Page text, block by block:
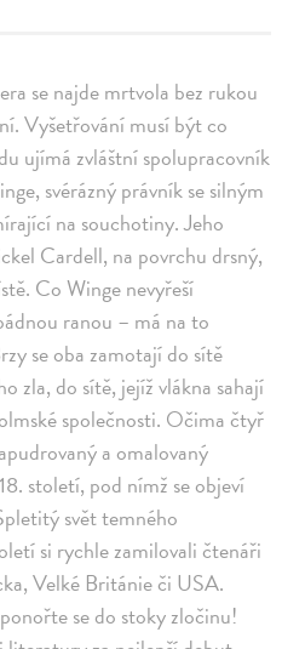
se najde mrtvola bez rukou
Vyšetřování musí být co
ujímá zvláštní spolupracovník
svérázný právník se silným
na souchotiny. Jeho
Cardell, na povrchu drsný,
Co Winge nevyřeší
ranou – má na to
se oba zamotají do sítě
zla, do sítě, jejíž vlákna sahají
společnosti. Očima čtyř
a omalovaný
století, pod nímž se objeví
svět temného
si rychle zamilovali čtenáři
Velké Británie či USA.
se do stoky zločinu!